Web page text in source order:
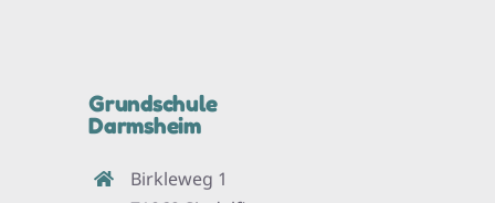
Grundschule
Darmsheim
Birkleweg 1